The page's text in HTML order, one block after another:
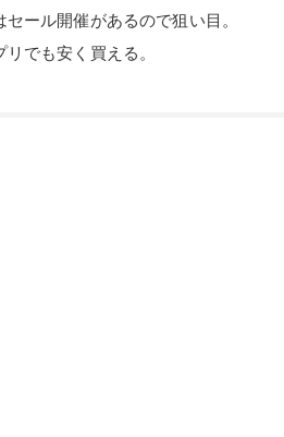
ール開催があるので狙い目。
でも安く買える。